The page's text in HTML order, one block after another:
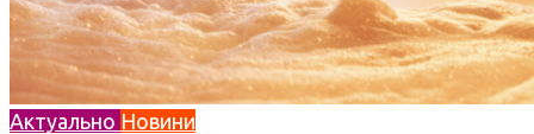
Актуально Новини